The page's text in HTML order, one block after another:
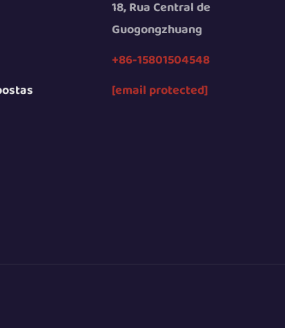
18, Rua Central de
Guogongzhuang
+86-15801504548
[email protected]